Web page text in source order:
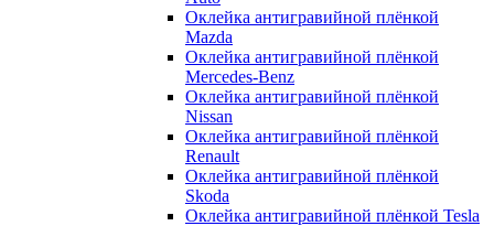
Оклейка антигравийной плёнкой
Mazda
Оклейка антигравийной плёнкой
Mercedes-Benz
Оклейка антигравийной плёнкой
Nissan
Оклейка антигравийной плёнкой
Renault
Оклейка антигравийной плёнкой
Skoda
Оклейка антигравийной плёнкой Tesla